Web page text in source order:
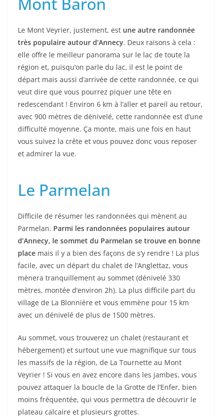
Le Mont Veyrier, justement, est une autre randonnée
très populaire autour d’Annecy. Deux raisons à cela :
elle offre le meilleur panorama sur le lac de toute la
région et, puisqu’on parle du lac, il est le point de
départ mais aussi d’arrivée de cette randonnée, ce qui
veut dire que vous pourrez piquer une tête en
redescendant ! Environ 6 km à l’aller et pareil au retour,
avec 900 mètres de dénivelé, cette randonnée est d’une
difficulté moyenne. Ça monte, mais une fois en haut
vous suivez la crête et vous pouvez donc vous reposer
et admirer la vue.
Le Parmelan
Difficile de résumer les randonnées qui mènent au
Parmelan. Parmi les randonnées populaires autour
d’Annecy, le sommet du Parmelan se trouve en bonne
place mais il y a bien des façons de s’y rendre ! La plus
facile, avec un départ du chalet de l’Anglettaz, vous
mènera tranquillement au sommet (dénivelé 330
mètres, montée d’environ 2h). La plus difficile part du
village de La Blonnière et vous emmène pour 15 km
avec un dénivelé de plus de 1500 mètres.
Au sommet, vous trouverez un chalet (restaurant et
hébergement) et surtout une vue magnifique sur tous
les massifs de la région, de La Tournette au Mont
Veyrier ! Si vous en avez encore dans les jambes, vous
pouvez attaquer la boucle de la Grotte de l’Enfer, bien
moins fréquentée, qui vous permettra de découvrir le
plateau calcaire et plusieurs grottes.